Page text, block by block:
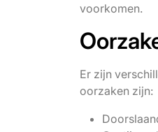
voorkomen.
Er zijn
oorzaken zijn: